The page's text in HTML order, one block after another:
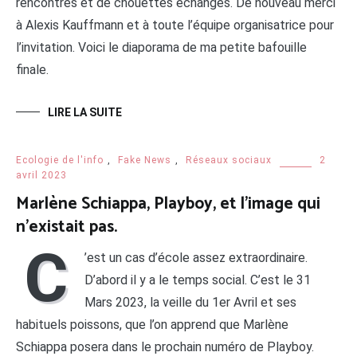
à Alexis Kauffmann et à toute l’équipe organisatrice pour
l’invitation. Voici le diaporama de ma petite bafouille
finale.
LIRE LA SUITE
Ecologie de l'info Fake News Réseaux sociaux
2
avril 2023
Marlène Schiappa, Playboy, et l’image qui
n’existait pas.
C
’est un cas d’école assez extraordinaire.
D’abord il y a le temps social. C’est le 31
Mars 2023, la veille du 1er Avril et ses
habituels poissons, que l’on apprend que Marlène
Schiappa posera dans le prochain numéro de Playboy.